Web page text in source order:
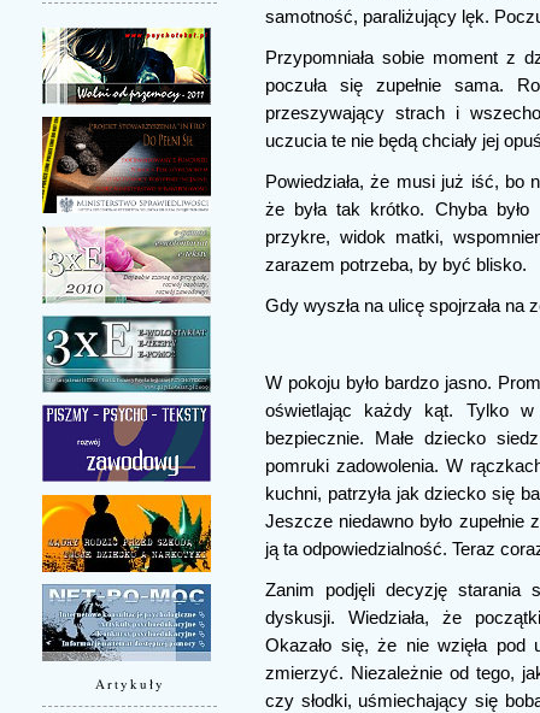
Artykuły
samotność, paraliżujący lęk.
Przypomniała sobie moment z
poczuła się zupełnie sama.
przeszywający strach i
uczucia te nie będą chciały jej
Powiedziała, że musi już iść, bo
że była tak krótko. Chyba
przykre, widok matki,
zarazem potrzeba, by być blisko.
Gdy wyszła na ulicę spojrzała na
W pokoju było bardzo jasno.
oświetlając każdy kąt. Tylko w
bezpiecznie. Małe dziecko
pomruki zadowolenia. W
kuchni, patrzyła jak dziecko się
Jeszcze niedawno było zupełnie
ją ta odpowiedzialność. Teraz
Zanim podjęli decyzję starania
dyskusji. Wiedziała, że
Okazało się, że nie wzięła
zmierzyć. Niezależnie od tego,
czy słodki, uśmiechający się